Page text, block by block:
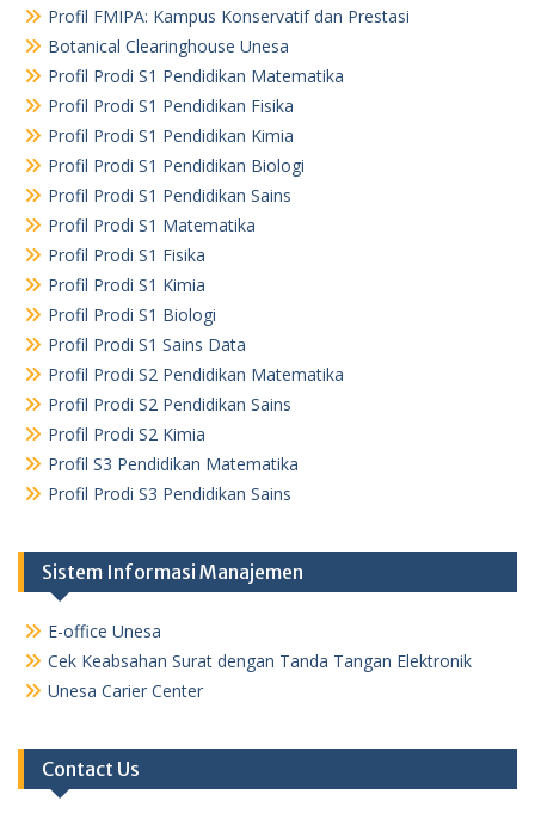
Profil FMIPA: Kampus Konservatif dan Prestasi
Botanical Clearinghouse Unesa
Profil Prodi S1 Pendidikan Matematika
Profil Prodi S1 Pendidikan Fisika
Profil Prodi S1 Pendidikan Kimia
Profil Prodi S1 Pendidikan Biologi
Profil Prodi S1 Pendidikan Sains
Profil Prodi S1 Matematika
Profil Prodi S1 Fisika
Profil Prodi S1 Kimia
Profil Prodi S1 Biologi
Profil Prodi S1 Sains Data
Profil Prodi S2 Pendidikan Matematika
Profil Prodi S2 Pendidikan Sains
Profil Prodi S2 Kimia
Profil S3 Pendidikan Matematika
Profil Prodi S3 Pendidikan Sains
Sistem Informasi Manajemen
E-office Unesa
Cek Keabsahan Surat dengan Tanda Tangan Elektronik
Unesa Carier Center
Contact Us